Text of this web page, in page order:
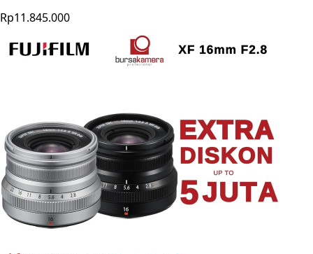
Rp11.845.000